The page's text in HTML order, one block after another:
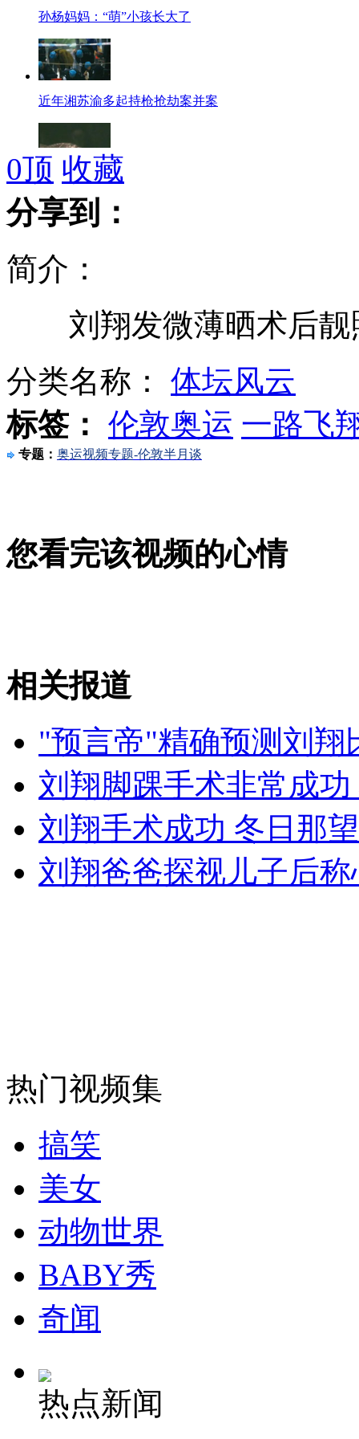
孙杨妈妈：“萌”小孩长大了
近年湘苏渝多起持枪抢劫案并案
洞庭湖非法捕捞泛滥 幼鱼不足一两
南京重庆枪击抢劫案嫌犯或为同一人
意黑手党头目海滩晒太阳时被逮捕
女孩北京地铁殴打老人 痛下狠手拳打脚踢
无痛分娩是否安全 医生回应
外交部：反对强权政治霸凌主义
走！跟着总书记去植树
消防员救轻生者
纽约上演“枕头大战”
司机酒驾遇交警 急速倒车逃窜
0顶 收藏
分享到：
简介：
刘翔发微薄晒术后靓
分类名称： 体坛风云
标签： 伦敦奥运 一路飞
专题： 奥运视频专题-伦敦半月谈
您看完该视频的心情
相关报道
"预言帝"精确预测刘翔
刘翔脚踝手术非常成
刘翔手术成功 冬日那
刘翔爸爸探视儿子后
热门视频集
搞笑
美女
动物世界
BABY秀
奇闻
热点新闻